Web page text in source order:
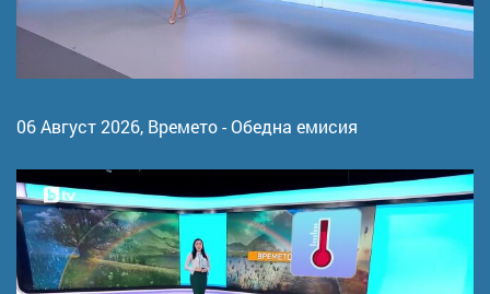
06 Август 2026, Времето - Обедна емисия